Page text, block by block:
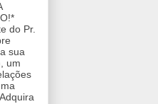
do Pr.
sua
um